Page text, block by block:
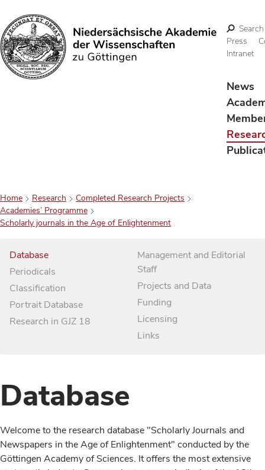
Search
Search
Press
Intranet
News
Home Research
Completed Research Projects
Academies’ Programme
Scholarly journals in the Age of Enlightenment
Database
Periodicals
Classification
Portrait Database
Research in GJZ 18
Management and Editorial
Staff
Projects and Data
Funding
Licensing
Links
Database
Welcome to the research database "Scholarly Journals and
Newspapers in the Age of Enlightenment" conducted by the
Göttingen Academy of Sciences. It offers the most extensive